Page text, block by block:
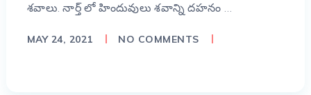
శవాలు. నార్త్ లో హిందువులు శవాన్ని దహనం …
MAY 24, 2021 NO COMMENTS